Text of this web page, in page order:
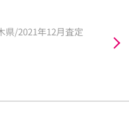
県/2021年12月査定